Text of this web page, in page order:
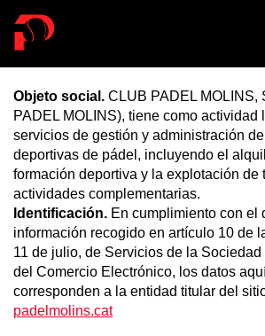
Aviso legal y
Objeto social. CLUB PADEL MOLINS,
PADEL MOLINS), tiene como actividad
servicios de gestión y administración
deportivas de pádel, incluyendo el
formación deportiva y la explotación de
actividades complementarias.
Identificación. En cumplimiento con el
información recogido en artículo 10 de
11 de julio, de Servicios de la
del Comercio Electrónico, los datos
corresponden a la entidad titular del
padelmolins.cat